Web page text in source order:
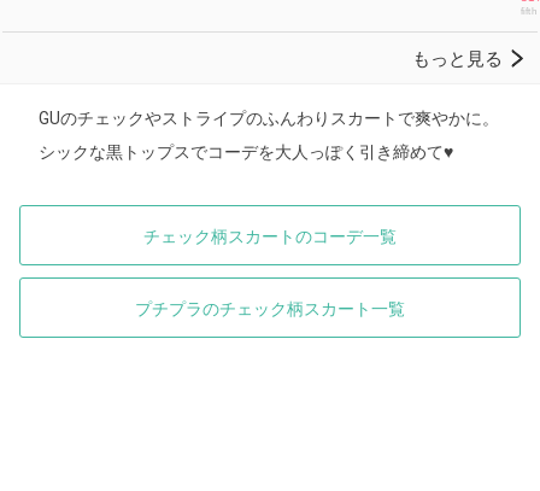
GUのチェックやストライプのふんわりスカートで爽やかに。
シックな黒トップスでコーデを大人っぽく引き締めて♥
チェック柄スカートのコーデ一覧
プチプラのチェック柄スカート一覧